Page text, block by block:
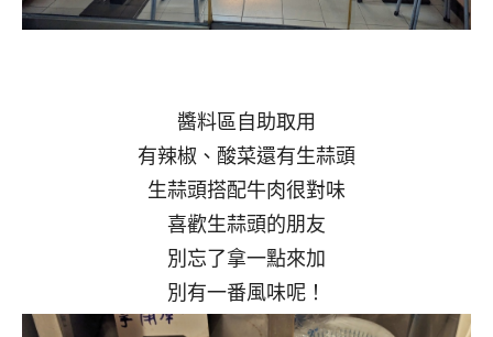
醬料區自助取用
有辣椒、酸菜還有生蒜頭
生蒜頭搭配牛肉很對味
喜歡生蒜頭的朋友
別忘了拿一點來加
別有一番風味呢！